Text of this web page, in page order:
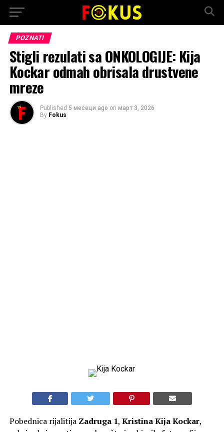
POZNATI
Stigli rezulati sa ONKOLOGIJE: Kija
Kockar odmah obrisala drustvene
mreze
Published 5 месеци ago on март 3, 2026
By Fokus
Pobednica rijalitija Zadruga 1, Kristina Kija Kockar,